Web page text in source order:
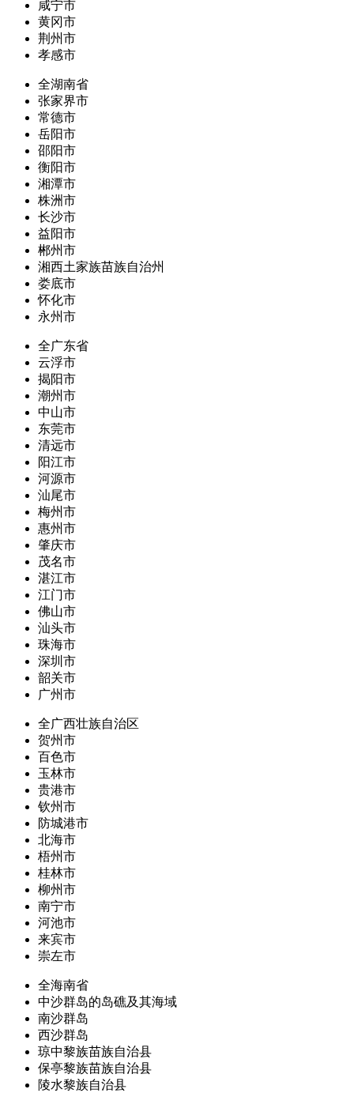
咸宁市
黄冈市
荆州市
孝感市
全湖南省
张家界市
常德市
岳阳市
邵阳市
衡阳市
湘潭市
株洲市
长沙市
益阳市
郴州市
湘西土家族苗族自治州
娄底市
怀化市
永州市
全广东省
云浮市
揭阳市
潮州市
中山市
东莞市
清远市
阳江市
河源市
汕尾市
梅州市
惠州市
肇庆市
茂名市
湛江市
江门市
佛山市
汕头市
珠海市
深圳市
韶关市
广州市
全广西壮族自治区
贺州市
百色市
玉林市
贵港市
钦州市
防城港市
北海市
梧州市
桂林市
柳州市
南宁市
河池市
来宾市
崇左市
全海南省
中沙群岛的岛礁及其海域
南沙群岛
西沙群岛
琼中黎族苗族自治县
保亭黎族苗族自治县
陵水黎族自治县